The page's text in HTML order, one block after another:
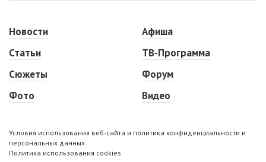
Новости
Статьи
Сюжеты
Фото
Афиша
ТВ-Программа
Форум
Видео
Условия использования веб-сайта и политика конфиденциальности и
персональных данных
Политика использования cookies